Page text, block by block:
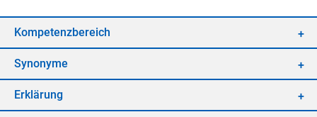
Kom­pe­tenz­be­reich
Syn­ony­me
Er­klä­rung